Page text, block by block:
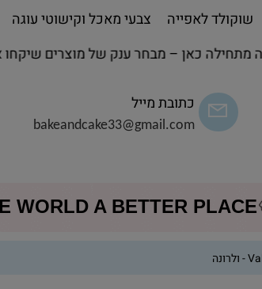
מתחילה כאן – מבחר ענק של מוצרים
כתובת מייל
bakeandcake33@gmail.com
שוקולד לאפייה צבעי מאכל וקישוטי עוגה
WORLD A BETTER PLACE